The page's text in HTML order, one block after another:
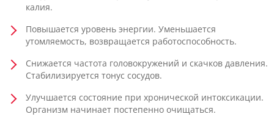
калия.
Повышается уровень энергии. Уменьшается
утомляемость, возвращается работоспособность.
Снижается частота головокружений и скачков давления.
Стабилизируется тонус сосудов.
Улучшается состояние при хронической интоксикации.
Организм начинает постепенно очищаться.